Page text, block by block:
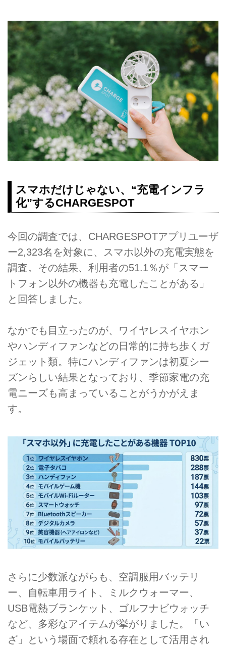
スマホだけじゃない、“充電インフラ
化”するCHARGESPOT
今回の調査では、CHARGESPOTアプリユーザ
ー2,323名を対象に、スマホ以外の充電実態を
調査。その結果、利用者の51.1％が「スマー
トフォン以外の機器も充電したことがある」
と回答しました。
なかでも目立ったのが、ワイヤレスイヤホン
やハンディファンなどの日常的に持ち歩くガ
ジェット類。特にハンディファンは初夏シー
ズンらしい結果となっており、季節家電の充
電ニーズも高まっていることがうかがえま
す。
さらに少数派ながらも、空調服用バッテリ
ー、自転車用ライト、ミルクウォーマー、
USB電熱ブランケット、ゴルフナビウォッチ
など、多彩なアイテムが挙がりました。「い
ざ」という場面で頼れる存在として活用され